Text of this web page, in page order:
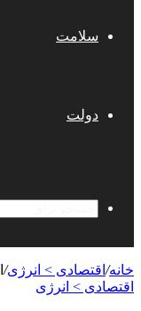
سلامت
دولت
خانه/ اقتصادی > انرژی/
اقتصادی > انرژی